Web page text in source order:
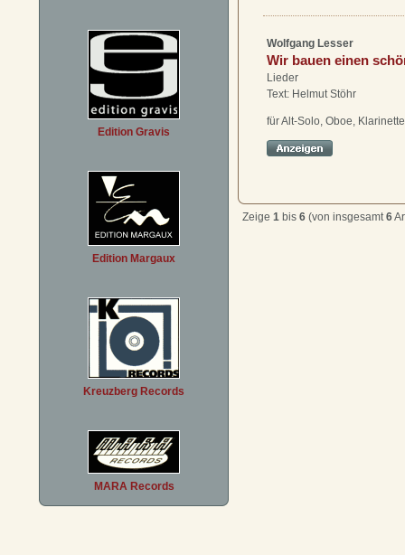
Edition Gravis
Edition Margaux
Kreuzberg Records
MARA Records
Wolfgang Lesser
Wir bauen einen
Lieder
Text: Helmut Stöhr
für Alt-Solo, Oboe,
Zeige 1 bis 6 (von insgesamt6